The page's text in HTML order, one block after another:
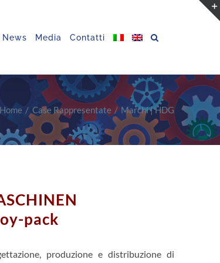
News Media Contatti
Home Case Rappresentate Marchi | HDG
pack
produzione e distribuzione di